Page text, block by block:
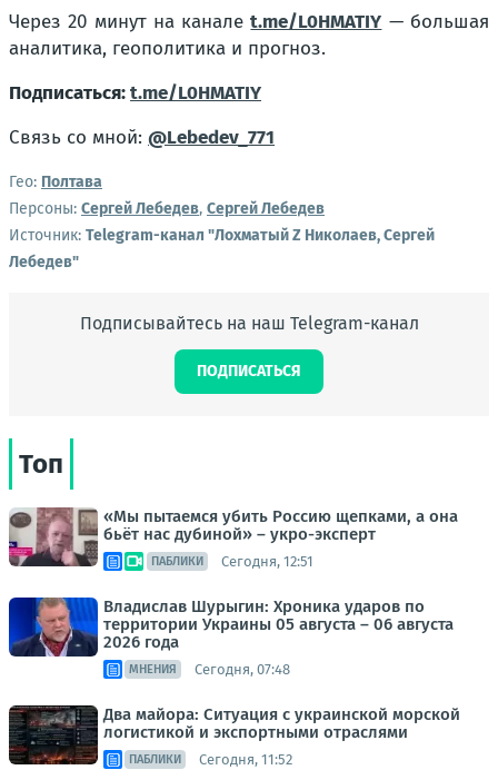
Через 20 минут на каналеt.me/L0HMATIY — большая
аналитика, геополитика и прогноз.
Подписаться:t.me/L0HMATIY
Связь со мной: @Lebedev_771
Гео: Полтава
Персоны: Сергей Лебедев, Сергей Лебедев
Источник: Telegram-канал "Лохматый Z Николаев, Сергей
Лебедев"
Подписывайтесь на наш Telegram-канал
ПОДПИСАТЬСЯ
Топ
«Мы пытаемся убить Россию щепками, а она
бьёт нас дубиной» – укро-эксперт
ПАБЛИКИ Сегодня, 12:51
Владислав Шурыгин: Хроника ударов по
территории Украины 05 августа – 06 августа
2026 года
МНЕНИЯ Сегодня, 07:48
Два майора: Ситуация с украинской морской
логистикой и экспортными отраслями
ПАБЛИКИ Сегодня, 11:52